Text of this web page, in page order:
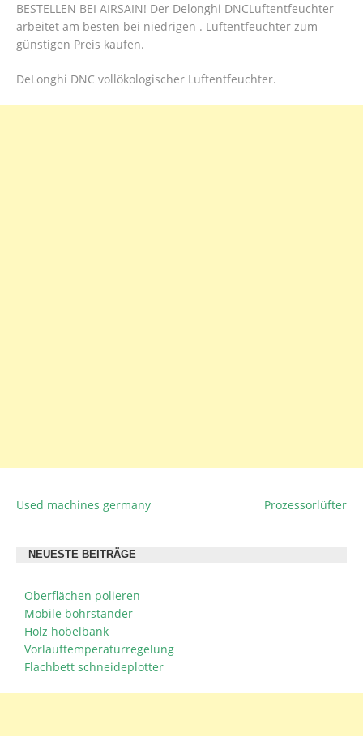
BESTELLEN BEI AIRSAIN! Der Delonghi DNCLuftentfeuchter
arbeitet am besten bei niedrigen . Luftentfeuchter zum
günstigen Preis kaufen.
DeLonghi DNC vollökologischer Luftentfeuchter.
BEITRAGSNAVIGATION
Used machines germany Prozessorlüfter
NEUESTE BEITRÄGE
Oberflächen polieren
Mobile bohrständer
Holz hobelbank
Vorlauftemperaturregelung
Flachbett schneideplotter